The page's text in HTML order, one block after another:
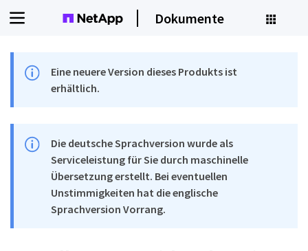
Dokumente
Eine neuere Version dieses Produkts ist
erhältlich.
Die deutsche Sprachversion wurde als
Serviceleistung für Sie durch maschinelle
Übersetzung erstellt. Bei eventuellen
Unstimmigkeiten hat die englische
Sprachversion Vorrang.